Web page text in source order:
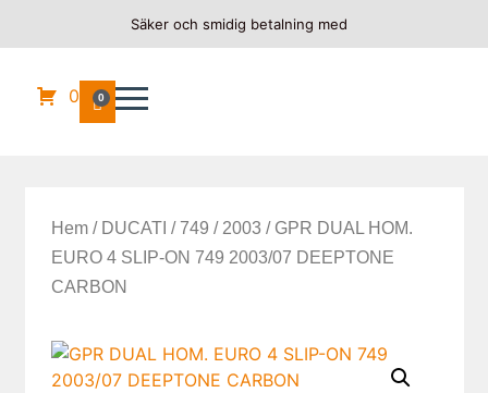
Säker och smidig betalning med
0 0
Hem/ DUCATI / 749 / 2003 / GPR DUAL HOM.
EURO 4 SLIP-ON 749 2003/07 DEEPTONE
CARBON